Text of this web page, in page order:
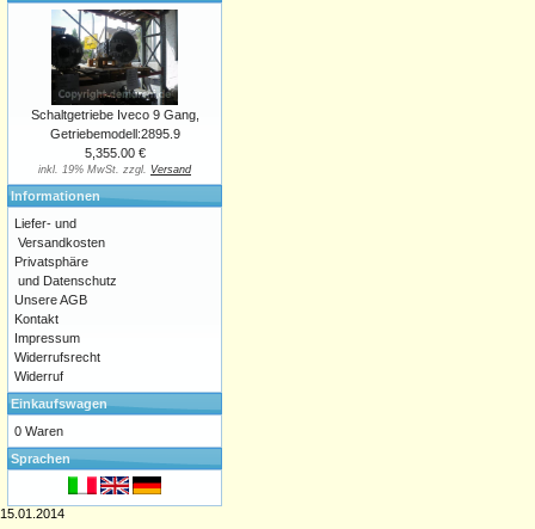
Schaltgetriebe Iveco 9 Gang,
Getriebemodell:2895.9
5,355.00 €
inkl. 19% MwSt. zzgl. Versand
Informationen
Liefer- und
Versandkosten
Privatsphäre
und Datenschutz
Unsere AGB
Kontakt
Impressum
Widerrufsrecht
Widerruf
Einkaufswagen
0 Waren
Sprachen
15.01.2014